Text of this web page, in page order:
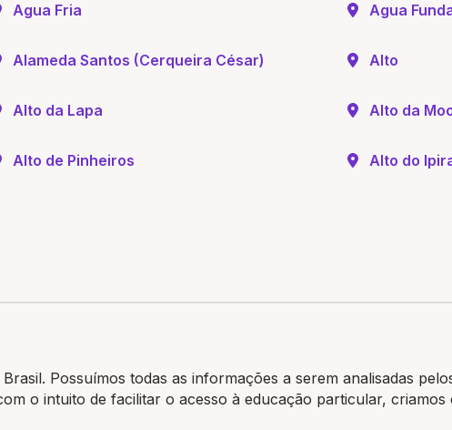
Agua Fria Agua
Alameda Santos (Cerqueira César) Alto
Alto da Lapa Alto da
Alto de Pinheiros Alto do
Possuímos todas as informações a serem analisadas
o intuito de facilitar o acesso à educação particular,